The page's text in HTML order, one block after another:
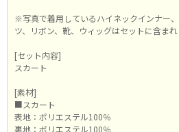
※写真で着用しているハイネックインナー
ツ、リボン、靴、ウィッグはセットに含まれ
[セット内容]
スカート
[素材]
■スカート
表地：ポリエステル100％
裏地：ポリエステル100％